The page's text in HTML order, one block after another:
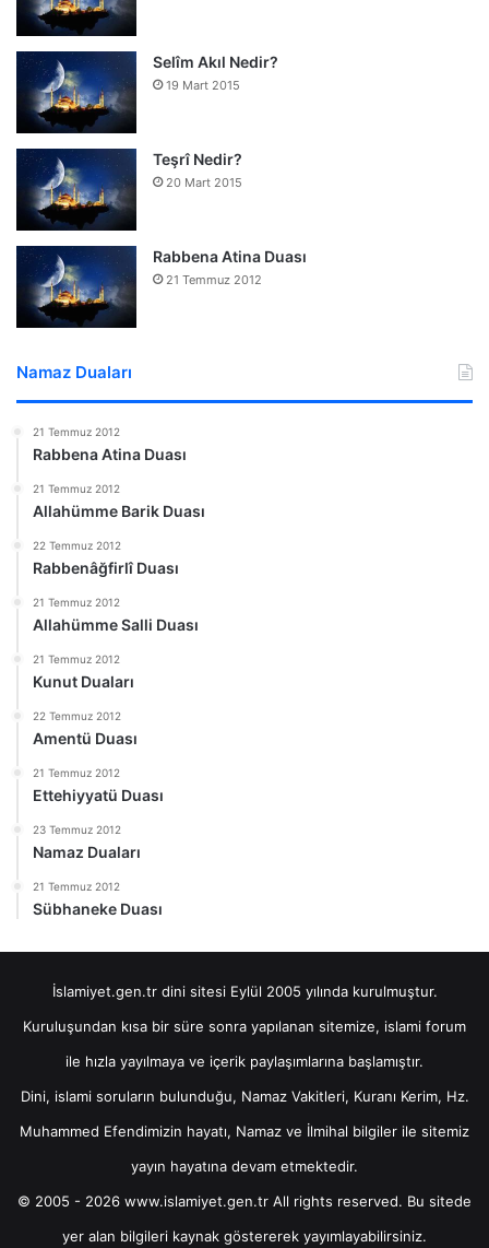
Selîm Akıl Nedir?
19 Mart 2015
Teşrî Nedir?
20 Mart 2015
Rabbena Atina Duası
21 Temmuz 2012
Namaz Duaları
21 Temmuz 2012
Rabbena Atina Duası
21 Temmuz 2012
Allahümme Barik Duası
22 Temmuz 2012
Rabbenâğfirlî Duası
21 Temmuz 2012
Allahümme Salli Duası
21 Temmuz 2012
Kunut Duaları
22 Temmuz 2012
Amentü Duası
21 Temmuz 2012
Ettehiyyatü Duası
23 Temmuz 2012
Namaz Duaları
21 Temmuz 2012
Sübhaneke Duası
İslamiyet.gen.tr dini sitesi Eylül 2005 yılında kurulmuştur.
Kuruluşundan kısa bir süre sonra yapılanan sitemize, islami forum
ile hızla yayılmaya ve içerik paylaşımlarına başlamıştır.
Dini, islami soruların bulunduğu, Namaz Vakitleri, Kuranı Kerim, Hz.
Muhammed Efendimizin hayatı, Namaz ve İlmihal bilgiler ile sitemiz
yayın hayatına devam etmektedir.
© 2005 - 2026 www.islamiyet.gen.tr All rights reserved. Bu sitede
yer alan bilgileri kaynak göstererek yayımlayabilirsiniz.